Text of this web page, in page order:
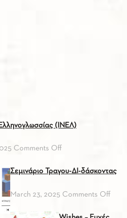
Ελληνογλωσσίας (ΙΝΕΛ)
Comments Offon
Ελληνογλωσσίας
Σεμινάριο Τραγου-ΔΙ-δάσκοντας
March 23, 2025 Comments Offon